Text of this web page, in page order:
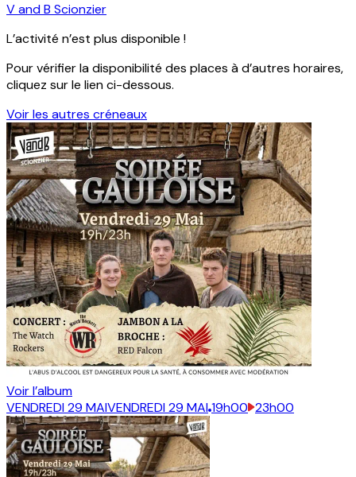
V and B Scionzier
L’activité n’est plus disponible !
Pour vérifier la disponibilité des places à d’autres horaires,
cliquez sur le lien ci-dessous.
Voir les autres créneaux
Voir l’album
VENDREDI 29 MAIVENDREDI 29 MAI19h00 23h00